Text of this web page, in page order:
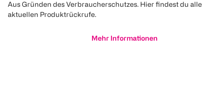
Aus Gründen des Verbraucherschutzes. Hier findest du alle
aktuellen Produktrückrufe.
Mehr Informationen